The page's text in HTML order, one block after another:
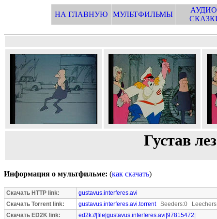
НА ГЛАВНУЮ МУЛЬТФИЛЬМЫ
Густав
Информация о мультфильме: (как скачать)
Скачать HTTP link:
gustavus.interferes.avi
Скачать Torrent link:
gustavus.interferes.avi.torrentSeeders:0
Скачать ED2K link:
ed2k://|file|gustavus.interferes.avi|97815472|